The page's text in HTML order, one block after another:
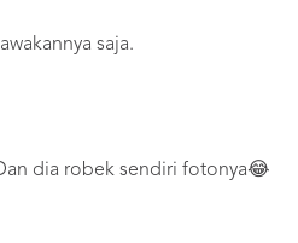
saja.
dia robek sendiri fotonya😂